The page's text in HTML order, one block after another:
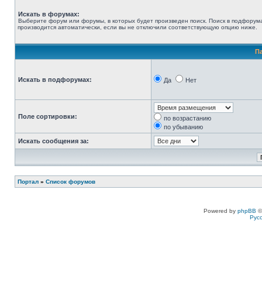
Искать в форумах:
Выберите форум или форумы, в которых будет произведен поиск. Поиск в
производится автоматически, если вы не отключили соответствующую опцию ниже.
Искать в подфорумах: Да Нет
Поле сортировки:
по возрастанию
по убыванию
Искать сообщения за:
Портал » Список форумов
Powered by phpBB